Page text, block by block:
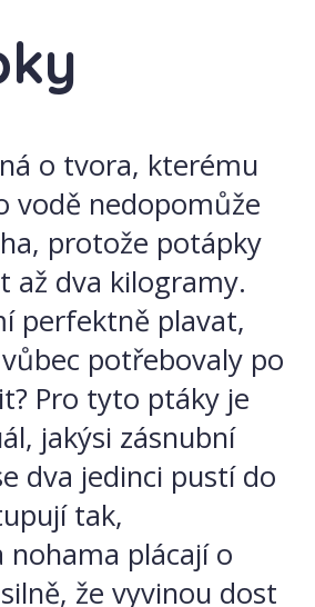
o tvora, kterému
vodě nedopomůže
protože potápky
až dva kilogramy.
perfektně plavat,
potřebovaly po
Pro tyto ptáky je
jakýsi zásnubní
dva jedinci pustí do
tak,
nohama plácají o
že vyvinou dost